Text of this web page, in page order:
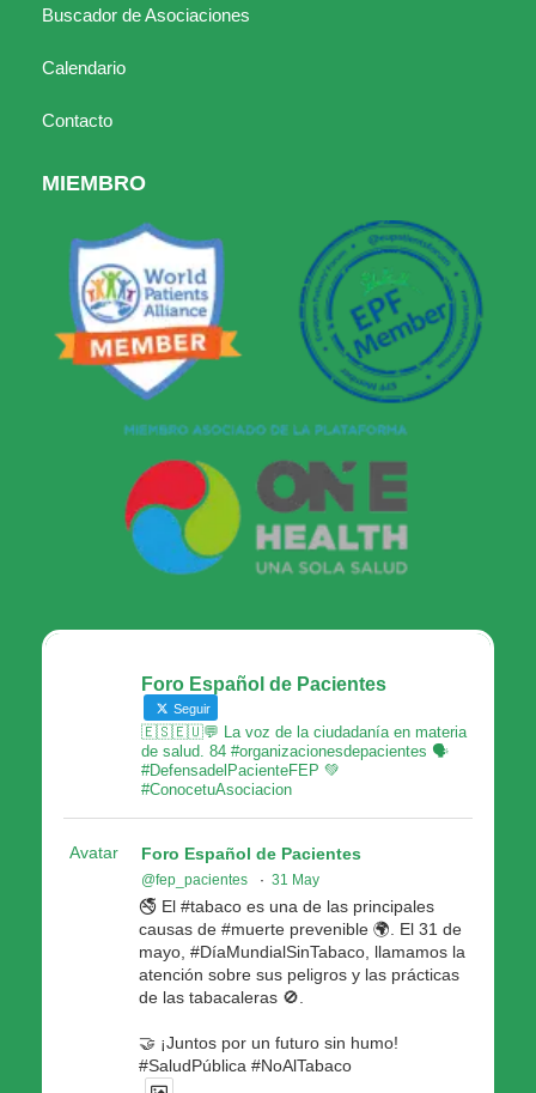
Buscador de Asociaciones
Calendario
Contacto
MIEMBRO
Foro Español de Pacientes
Seguir
🇪🇸🇪🇺💬 La voz de la ciudadanía en materia
de salud. 84 #organizacionesdepacientes 🗣
#DefensadelPacienteFEP 💚
#ConocetuAsociacion
Avatar Foro Español de Pacientes
@fep_pacientes · 31 May
🚭 El #tabaco es una de las principales
causas de #muerte prevenible 🌍. El 31 de
mayo, #DíaMundialSinTabaco, llamamos la
atención sobre sus peligros y las prácticas
de las tabacaleras 🚫.
🤝 ¡Juntos por un futuro sin humo!
#SaludPública #NoAlTabaco